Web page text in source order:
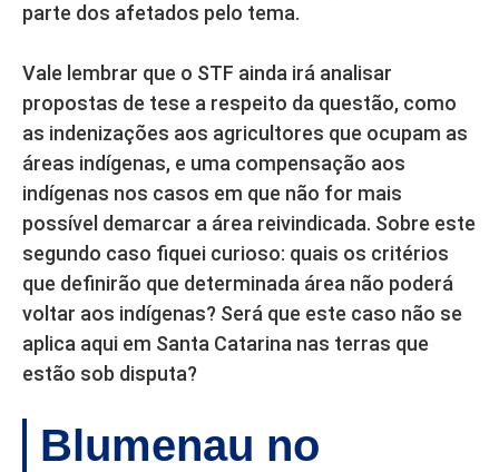
parte dos afetados pelo tema.
Vale lembrar que o STF ainda irá analisar
propostas de tese a respeito da questão, como
as indenizações aos agricultores que ocupam as
áreas indígenas, e uma compensação aos
indígenas nos casos em que não for mais
possível demarcar a área reivindicada. Sobre este
segundo caso fiquei curioso: quais os critérios
que definirão que determinada área não poderá
voltar aos indígenas? Será que este caso não se
aplica aqui em Santa Catarina nas terras que
estão sob disputa?
Blumenau no